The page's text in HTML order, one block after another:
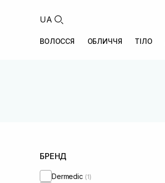
UA
ВОЛОССЯ ОБЛИЧЧЯ ТІЛО
БРЕНД
Dermedic (1)